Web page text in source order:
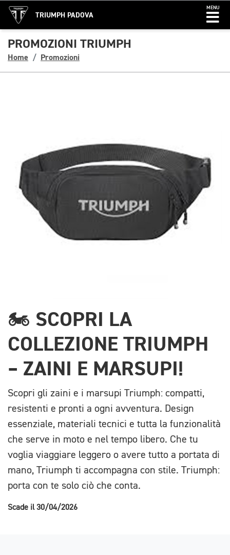
TRIUMPH PADOVA
MENU
PROMOZIONI TRIUMPH
Home Promozioni
🏍️ SCOPRI LA
COLLEZIONE TRIUMPH
– ZAINI E MARSUPI!
Scopri gli zaini e i marsupi Triumph: compatti,
resistenti e pronti a ogni avventura. Design
essenziale, materiali tecnici e tutta la funzionalità
che serve in moto e nel tempo libero. Che tu
voglia viaggiare leggero o avere tutto a portata di
mano, Triumph ti accompagna con stile. Triumph:
porta con te solo ciò che conta.
Scade il 30/04/2026